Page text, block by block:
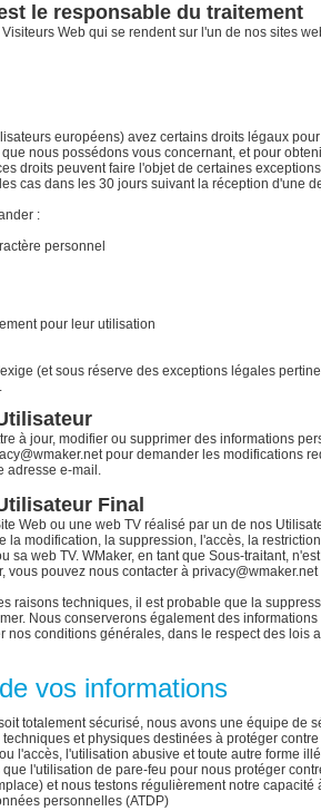
le responsable du traitement
Web qui se rendent sur l'un de nos sites
européens) avez certains droits légaux
nous possédons vous concernant, et pour
droits peuvent faire l'objet de certaines
cas dans les 30 jours suivant la réception d'une
:
personnel
pour leur utilisation
(et sous réserve des exceptions légales
à jour, modifier ou supprimer des informations
pour demander les modifications
adresse e-mail.
Final
Web ou une web TV réalisé par un de nos
la modification, la suppression, l'accès, la
sa web TV. WMaker, en tant que Sous-traitant,
vous pouvez nous contacter à
raisons techniques, il est probable que la
Nous conserverons également des
nos conditions générales, dans le respect des lois
vos informations
totalement sécurisé, nous avons une équipe
et physiques destinées à protéger
l'accès, l'utilisation abusive et toute autre forme
l'utilisation de pare-feu pour nous protéger
et nous testons régulièrement notre
personnelles (ATDP)